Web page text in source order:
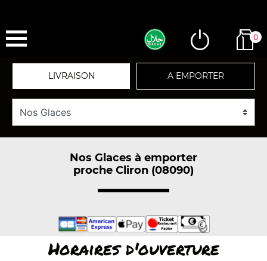
0
LIVRAISON A EMPORTER
Nos Glaces à emporter
proche Cliron (08090)
Horaires d'ouverture